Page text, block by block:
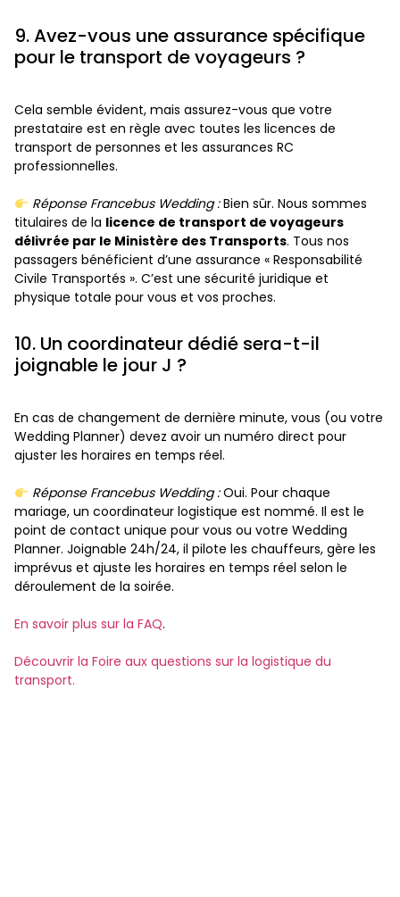
9. Avez-vous une assurance spécifique
pour le transport de voyageurs ?
Cela semble évident, mais assurez-vous que votre
prestataire est en règle avec toutes les licences de
transport de personnes et les assurances RC
professionnelles.
Réponse Francebus Wedding :Bien sûr. Nous sommes
titulaires de la licence de transport de voyageurs
délivrée par le Ministère des Transports. Tous nos
passagers bénéficient d’une assurance « Responsabilité
Civile Transportés ». C’est une sécurité juridique et
physique totale pour vous et vos proches.
10. Un coordinateur dédié sera-t-il
joignable le jour J ?
En cas de changement de dernière minute, vous (ou votre
Wedding Planner) devez avoir un numéro direct pour
ajuster les horaires en temps réel.
Réponse Francebus Wedding :Oui. Pour chaque
mariage, un coordinateur logistique est nommé. Il est le
point de contact unique pour vous ou votre Wedding
Planner. Joignable 24h/24, il pilote les chauffeurs, gère les
imprévus et ajuste les horaires en temps réel selon le
déroulement de la soirée.
En savoir plus sur la FAQ.
Découvrir la Foire aux questions sur la logistique du
transport.